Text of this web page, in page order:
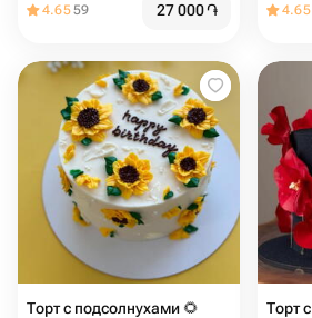
4.6559 27 000֏ 4.65
Торт с подсолнухами 🌻